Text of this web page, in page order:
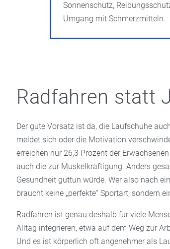
Sonnenschutz,
Umgang mit Schmerzmitteln.
Radfahren statt
Der gute Vorsatz ist da, die Laufschuhe
meldet sich oder die Motivation
erreichen nur 26,3 Prozent der
auch die zur Muskelkräftigung. Anders
Gesundheit guttun würde. Wer also nach
braucht keine „perfekte“ Sportart, sondern
Radfahren ist genau deshalb für viele
Alltag integrieren, etwa auf dem Weg zur
Und es ist körperlich oft angenehmer als